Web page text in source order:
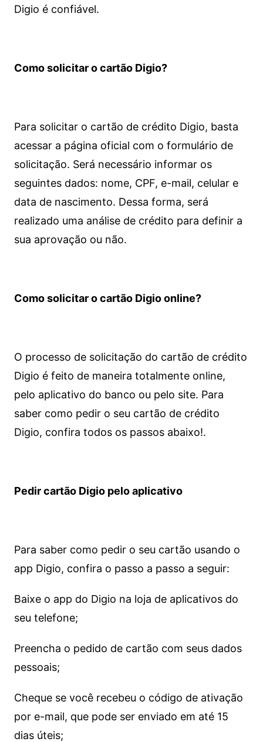
Digio é confiável.
Como solicitar o cartão Digio?
Para solicitar o cartão de crédito Digio, basta
acessar a página oficial com o formulário de
solicitação. Será necessário informar os
seguintes dados: nome, CPF, e-mail, celular e
data de nascimento. Dessa forma, será
realizado uma análise de crédito para definir a
sua aprovação ou não.
Como solicitar o cartão Digio online?
O processo de solicitação do cartão de crédito
Digio é feito de maneira totalmente online,
pelo aplicativo do banco ou pelo site. Para
saber como pedir o seu cartão de crédito
Digio, confira todos os passos abaixo!.
Pedir cartão Digio pelo aplicativo
Para saber como pedir o seu cartão usando o
app Digio, confira o passo a passo a seguir:
Baixe o app do Digio na loja de aplicativos do
seu telefone;
Preencha o pedido de cartão com seus dados
pessoais;
Cheque se você recebeu o código de ativação
por e-mail, que pode ser enviado em até 15
dias úteis;